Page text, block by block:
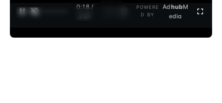
0:18 /
3:37
POWERE
D BY
AdhubM
edia